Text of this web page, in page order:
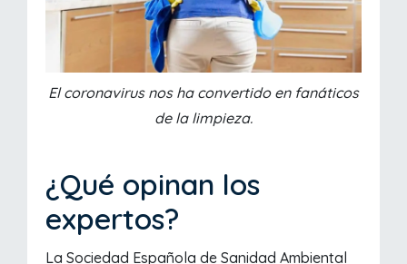
El coronavirus nos ha convertido en fanáticos
de la limpieza.
¿Qué opinan los
expertos?
La Sociedad Española de Sanidad Ambiental